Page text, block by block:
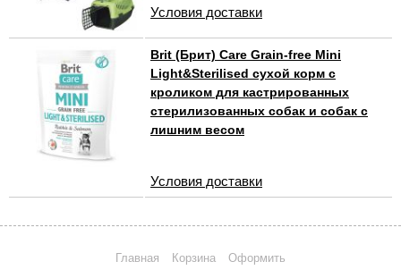
Условия доставки
Brit (Брит) Care Grain-free Mini
Light&Sterilised сухой корм с
кроликом для кастрированных
стерилизованных собак и собак с
лишним весом
Условия доставки
Главная Корзина Оформить